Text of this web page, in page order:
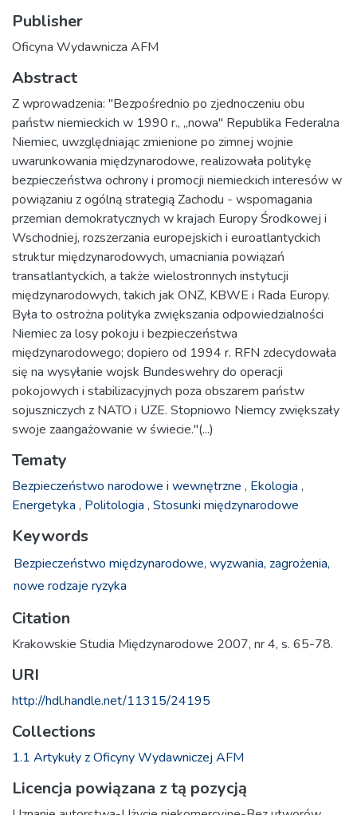
Publisher
Oficyna Wydawnicza AFM
Abstract
Z wprowadzenia: "Bezpośrednio po zjednoczeniu obu
państw niemieckich w 1990 r., „nowa" Republika Federalna
Niemiec, uwzględniając zmienione po zimnej wojnie
uwarunkowania międzynarodowe, realizowała politykę
bezpieczeństwa ochrony i promocji niemieckich interesów w
powiązaniu z ogólną strategią Zachodu - wspomagania
przemian demokratycznych w krajach Europy Środkowej i
Wschodniej, rozszerzania europejskich i euroatlantyckich
struktur międzynarodowych, umacniania powiązań
transatlantyckich, a także wielostronnych instytucji
międzynarodowych, takich jak ONZ, KBWE i Rada Europy.
Była to ostrożna polityka zwiększania odpowiedzialności
Niemiec za losy pokoju i bezpieczeństwa
międzynarodowego; dopiero od 1994 r. RFN zdecydowała
się na wysyłanie wojsk Bundeswehry do operacji
pokojowych i stabilizacyjnych poza obszarem państw
sojuszniczych z NATO i UZE. Stopniowo Niemcy zwiększały
swoje zaangażowanie w świecie."(...)
Tematy
Bezpieczeństwo narodowe i wewnętrzne , Ekologia ,
Energetyka , Politologia , Stosunki międzynarodowe
Keywords
Bezpieczeństwo międzynarodowe, wyzwania, zagrożenia,
nowe rodzaje ryzyka
Citation
Krakowskie Studia Międzynarodowe 2007, nr 4, s. 65-78.
URI
http://hdl.handle.net/11315/24195
Collections
1.1 Artykuły z Oficyny Wydawniczej AFM
Licencja powiązana z tą pozycją